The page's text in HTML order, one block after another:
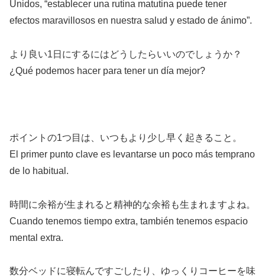
Unidos, “establecer una rutina matutina puede tener
efectos maravillosos en nuestra salud y estado de ánimo”.
より良い1日にするにはどうしたらいいのでしょうか？
¿Qué podemos hacer para tener un día mejor?
ポイントの1つ目は、いつもより少し早く起きること。
El primer punto clave es levantarse un poco más temprano
de lo habitual.
時間に余裕が生まれると精神的な余裕も生まれますよね。
Cuando tenemos tiempo extra, también tenemos espacio
mental extra.
数分ベッドに寝転んですごしたり、ゆっくりコーヒーを味